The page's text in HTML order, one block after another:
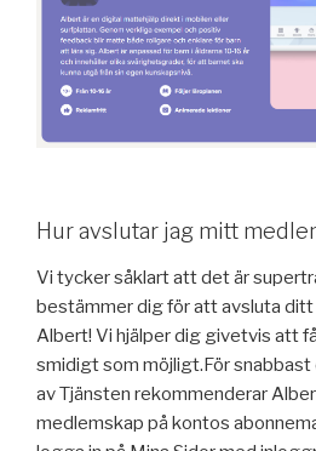
Hur avslutar jag mitt
Vi tycker såklart att det är
bestämmer dig för att avsluta
Albert! Vi hjälper dig givetvis att
smidigt som möjligt.För
av Tjänsten rekommenderar
medlemskap på kontos